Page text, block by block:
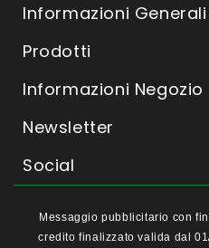
Informazioni Generali
Prodotti
Informazioni Negozio
Newsletter
Social
Messaggio pubblicitario con
credito finalizzato valida dal